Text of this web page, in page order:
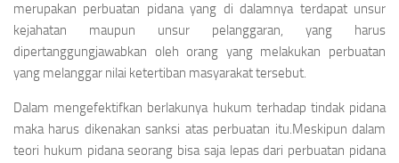
merupakan perbuatan pidana yang di dalamnya terdapat unsur
kejahatan maupun unsur pelanggaran, yang harus
dipertanggungjawabkan oleh orang yang melakukan perbuatan
yang melanggar nilai ketertiban masyarakat tersebut.
Dalam mengefektifkan berlakunya hukum terhadap tindak pidana
maka harus dikenakan sanksi atas perbuatan itu.Meskipun dalam
teori hukum pidana seorang bisa saja lepas dari perbuatan pidana